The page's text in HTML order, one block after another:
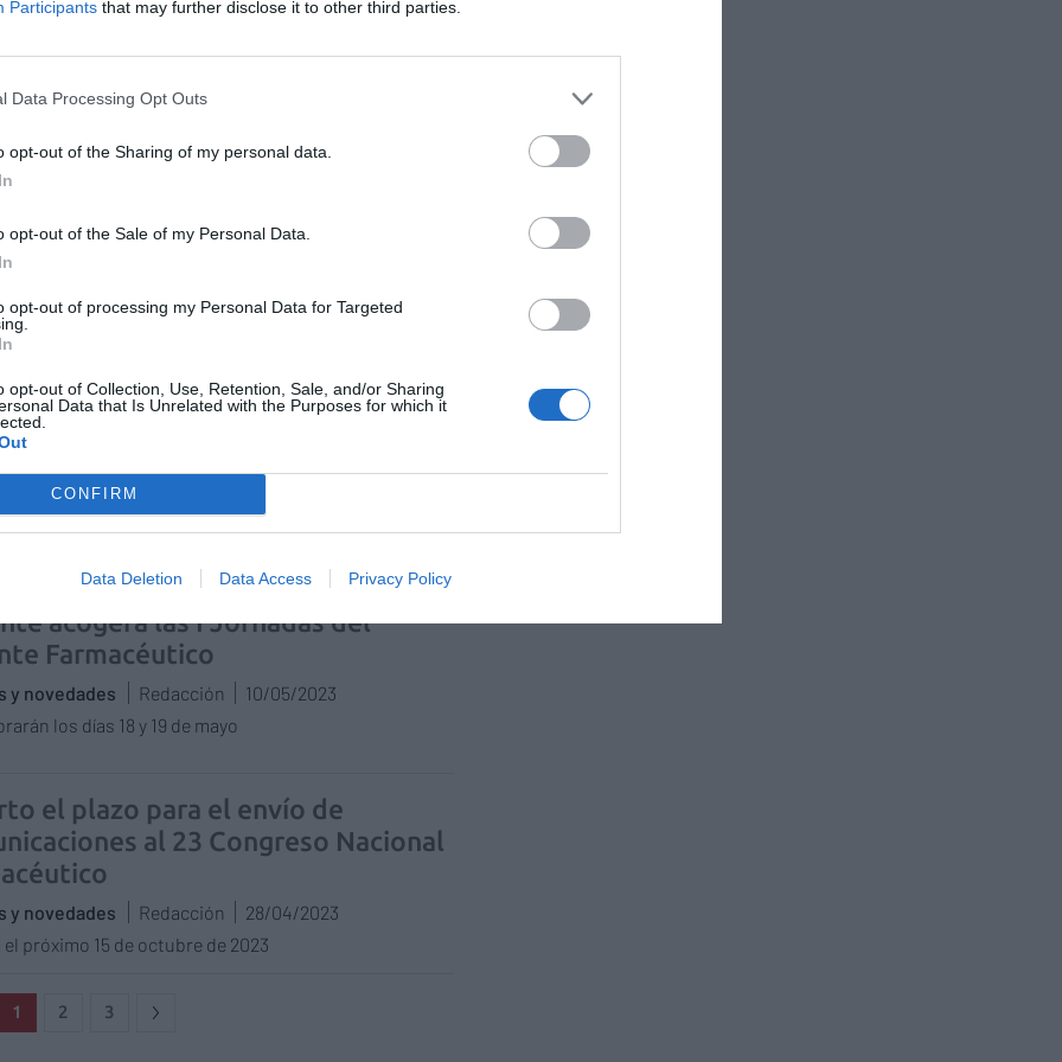
Participants that may further disclose it to other third parties.
Data Processing Opt Outs
opt-out of the Sharing of my personal data.
opt-out of the Sale of my Personal Data.
opt-out of processing my Personal Data for Targeted
opt-out of Collection, Use, Retention, Sale, and/or Sharing
Data that Is Unrelated with the Purposes for which it
CONFIRM
Data Deletion Data Access Privacy Policy
y novedades Redacción 13/07/2023
Congreso Nacional Farmacéutico
el devenir de la profesión
y novedades
del Levante Farmacéutico
a más de 400 farmacéuticos
y novedades
acogerá las I Jornadas del
Farmacéutico
y novedades Redacción
10/05/2023
los días 18 y 19 de mayo
el plazo para el envío de
al 23 Congreso Nacional
y novedades Redacción
28/04/2023
el próximo 15 de octubre de 2023
1 2 3